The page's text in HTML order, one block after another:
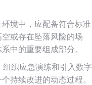
境中，应配备符合标准
或存在坠落风险的场
中的重要组成部分。
织应急演练和引入数字
持续改进的动态过程。